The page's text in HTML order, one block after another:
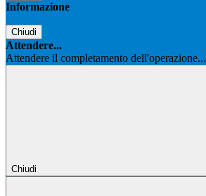
Informazione
Chiudi
Attendere...
Attendere il completamento dell'operazione...
Chiudi